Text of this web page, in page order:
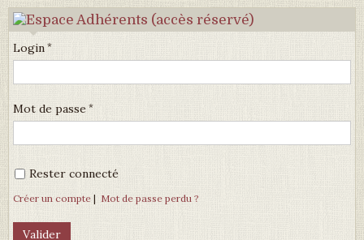
Login
Mot de passe
Rester connecté
Créer un compte | Mot de passe perdu ?